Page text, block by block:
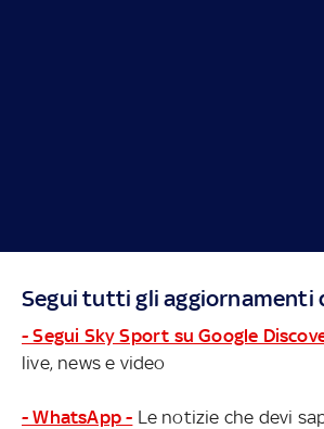
Segui tutti gli aggiornamenti
- Segui Sky Sport su Google
live, news e video
- WhatsApp - Le notizie che devi